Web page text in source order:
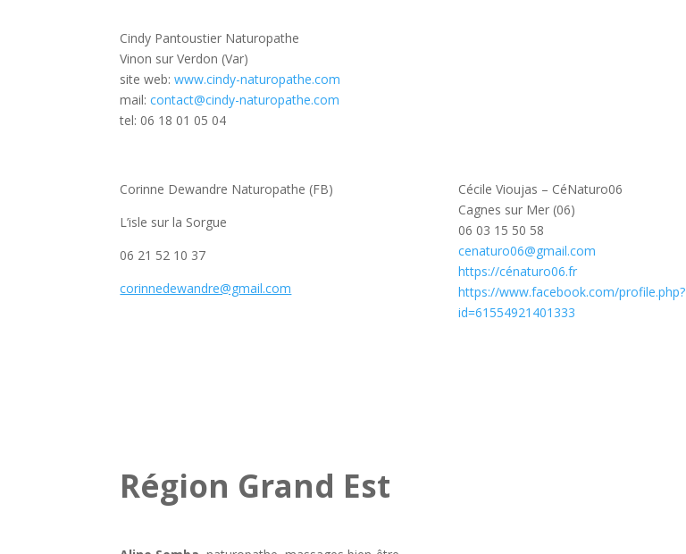
Cindy Pantoustier Naturopathe
Vinon sur Verdon (Var)
site web:www.cindy-naturopathe.com
mail:contact@cindy-naturopathe.com
tel: 06 18 01 05 04
Corinne Dewandre Naturopathe (FB)
L’isle sur la Sorgue
06 21 52 10 37
corinnedewandre@gmail.com
Cécile Vioujas – CéNaturo06
Cagnes sur Mer (06)
06 03 15 50 58
cenaturo06@gmail.com
https://cénaturo06.fr
https://www.facebook.com/profile.php?
id=61554921401333
Région Grand Est